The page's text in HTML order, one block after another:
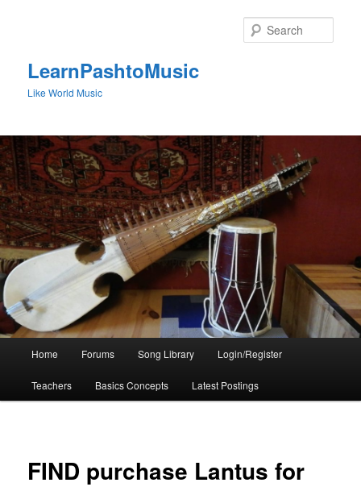
LearnPashtoMusic
Like World Music
Home Forums Song Library Login/Register
Teachers Basics Concepts Latest Postings
FIND purchase Lantus for